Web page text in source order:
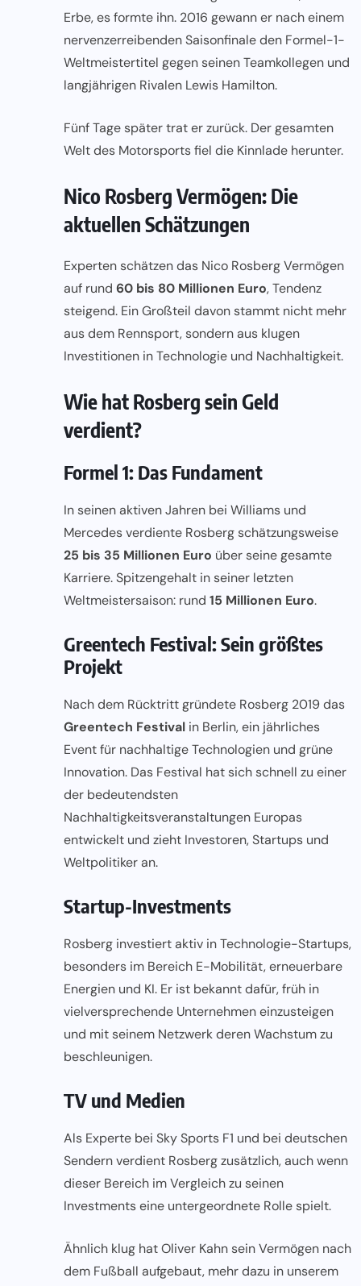
Erbe, es formte ihn. 2016 gewann er nach einem
nervenzerreibenden Saisonfinale den Formel-1-
Weltmeistertitel gegen seinen Teamkollegen und
langjährigen Rivalen Lewis Hamilton.
Fünf Tage später trat er zurück. Der gesamten
Welt des Motorsports fiel die Kinnlade herunter.
Nico Rosberg Vermögen: Die
aktuellen Schätzungen
Experten schätzen das Nico Rosberg Vermögen
auf rund 60 bis 80 Millionen Euro, Tendenz
steigend. Ein Großteil davon stammt nicht mehr
aus dem Rennsport, sondern aus klugen
Investitionen in Technologie und Nachhaltigkeit.
Wie hat Rosberg sein Geld
verdient?
Formel 1: Das Fundament
In seinen aktiven Jahren bei Williams und
Mercedes verdiente Rosberg schätzungsweise
25 bis 35 Millionen Euro über seine gesamte
Karriere. Spitzengehalt in seiner letzten
Weltmeistersaison: rund 15 Millionen Euro.
Greentech Festival: Sein größtes
Projekt
Nach dem Rücktritt gründete Rosberg 2019 das
Greentech Festival in Berlin, ein jährliches
Event für nachhaltige Technologien und grüne
Innovation. Das Festival hat sich schnell zu einer
der bedeutendsten
Nachhaltigkeitsveranstaltungen Europas
entwickelt und zieht Investoren, Startups und
Weltpolitiker an.
Startup-Investments
Rosberg investiert aktiv in Technologie-Startups,
besonders im Bereich E-Mobilität, erneuerbare
Energien und KI. Er ist bekannt dafür, früh in
vielversprechende Unternehmen einzusteigen
und mit seinem Netzwerk deren Wachstum zu
beschleunigen.
TV und Medien
Als Experte bei Sky Sports F1 und bei deutschen
Sendern verdient Rosberg zusätzlich, auch wenn
dieser Bereich im Vergleich zu seinen
Investments eine untergeordnete Rolle spielt.
Ähnlich klug hat Oliver Kahn sein Vermögen nach
dem Fußball aufgebaut, mehr dazu in unserem